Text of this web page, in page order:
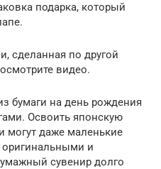
подарка, который
сделанная по другой
видео.
бумаги на день рождения
Освоить японскую
могут даже маленькие
оригинальными и
сувенир долго